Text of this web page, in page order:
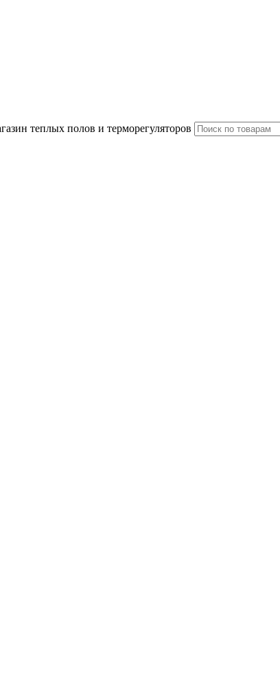
теплых полов и терморегуляторов